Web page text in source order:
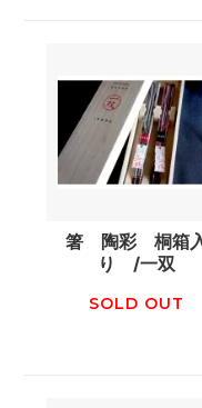
箸 陶彩 桐箱
り /一双
SOLD OUT